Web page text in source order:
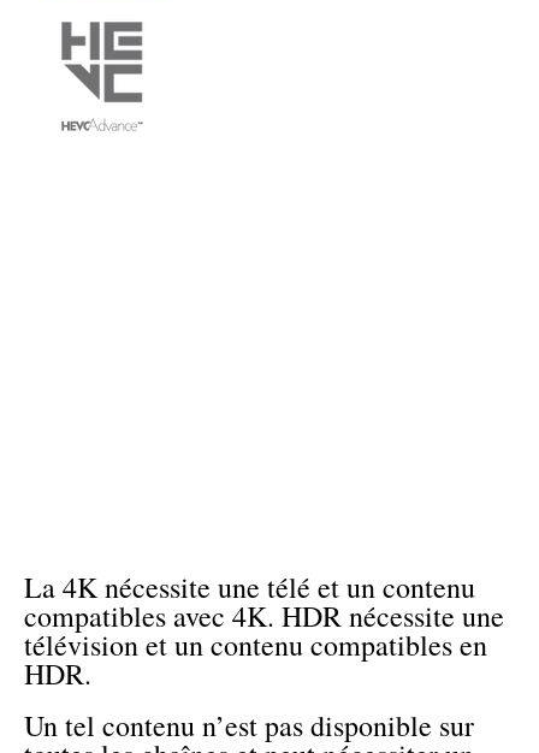
La 4K nécessite une télé et un contenu
compatibles avec 4K. HDR nécessite une
télévision et un contenu compatibles en
HDR.
Un tel contenu n’est pas disponible sur